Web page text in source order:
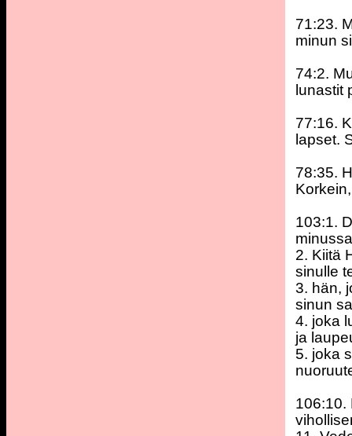
71:23.
minun
74:2.
lunastit
77:16.
lapset.
78:35.
103:1.
2. Kiitä
sinulle
3. hän,
sinun
4. joka
ja
5. joka
106:10.